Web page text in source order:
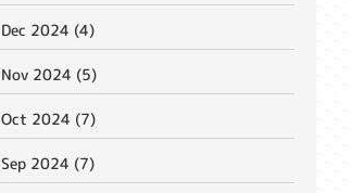
Dec 2024 (4)
Nov 2024 (5)
Oct 2024 (7)
Sep 2024 (7)